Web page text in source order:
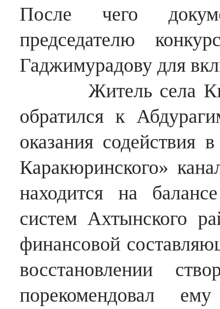
После чего
председателю
Гаджимурадову для
Житель села
обратился к
оказания содействия
Каракюринского»
находится на
систем Ахтынского
финансовой
восстановлении
порекомендовал